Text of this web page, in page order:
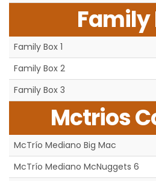
Family
Family Box 1
Family Box 2
Family Box 3
Mctrios
McTrío Mediano Big Mac
McTrío Mediano McNuggets 6